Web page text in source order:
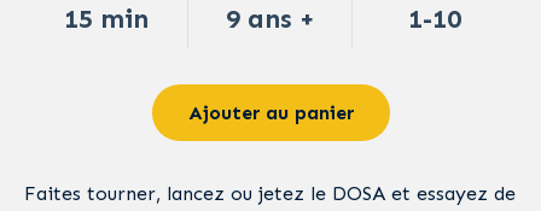
15 min 9 ans + 1-10
Ajouter au panier
Faites tourner, lancez ou jetez le DOSA et essayez de